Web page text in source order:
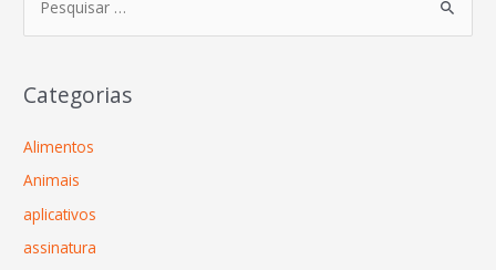
Categorias
Alimentos
Animais
aplicativos
assinatura